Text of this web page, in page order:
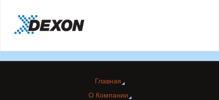
Главная
О Компании